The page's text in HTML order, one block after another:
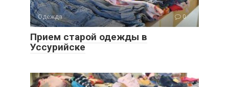
Одежда 0
Прием старой одежды в
Уссурийске